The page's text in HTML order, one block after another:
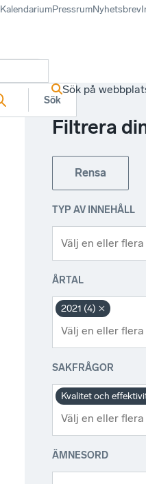
KalendariumPressrumNyhetsbrev
Sök på
Filtrera
Rensa
TYP AV INNEHÅLL
ÅRTAL
2021 (4)
SAKFRÅGOR
Kvalitet och
ÄMNESORD
Sök